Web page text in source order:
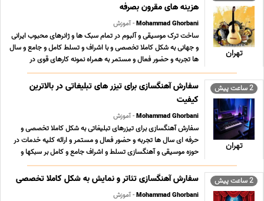
تهران
هزینه های مقرون بصرفه
Mohammad Ghorbani- آموزش
ساخت ترک موسیقی و آلبوم در تمام سبک ها و ژانرهای محبوب ایرانی
و جهانی به شکل کاملا تخصصی و با اشراف و تسلط کامل و جامع و سال
ها تجربه و حضور فعال و مستمر به همراه نمونه کارهای قوی در
سبکهای مختلف و تعرفه های بسیار مناسب ؛ استثنایی و حداقلی تولید
محتوای فاخر و ارزشمند موسیقی کلیه ... ...
2 ساعت پیش
تهران
سفارش آهنگسازی برای تیزر های تبلیغاتی در بالاترین
کیفیت
Mohammad Ghorbani- آموزش
سفارش آهنگسازی برای تیزرهای تبلیغاتی به شکل کاملا تخصصی و
حرفه ای سال ها تجربه و حضور فعال و مستمر و ارائه کلیه خدمات در
حوزه موسیقی و آهنگسازی تسلط و اشراف جامع و کامل بر سبکها و
ژانرهای محبوب موسیقی ایرانی و جهانی به همراه نمونه کارهای قوی
سبکهای تخصصی مناسب آهنگسازی تیزرهای تب ... ...
2 ساعت پیش سفارش آهنگسازی تئاتر و نمایش به شکل کاملا تخصصی
Mohammad Ghorbani- آموزش